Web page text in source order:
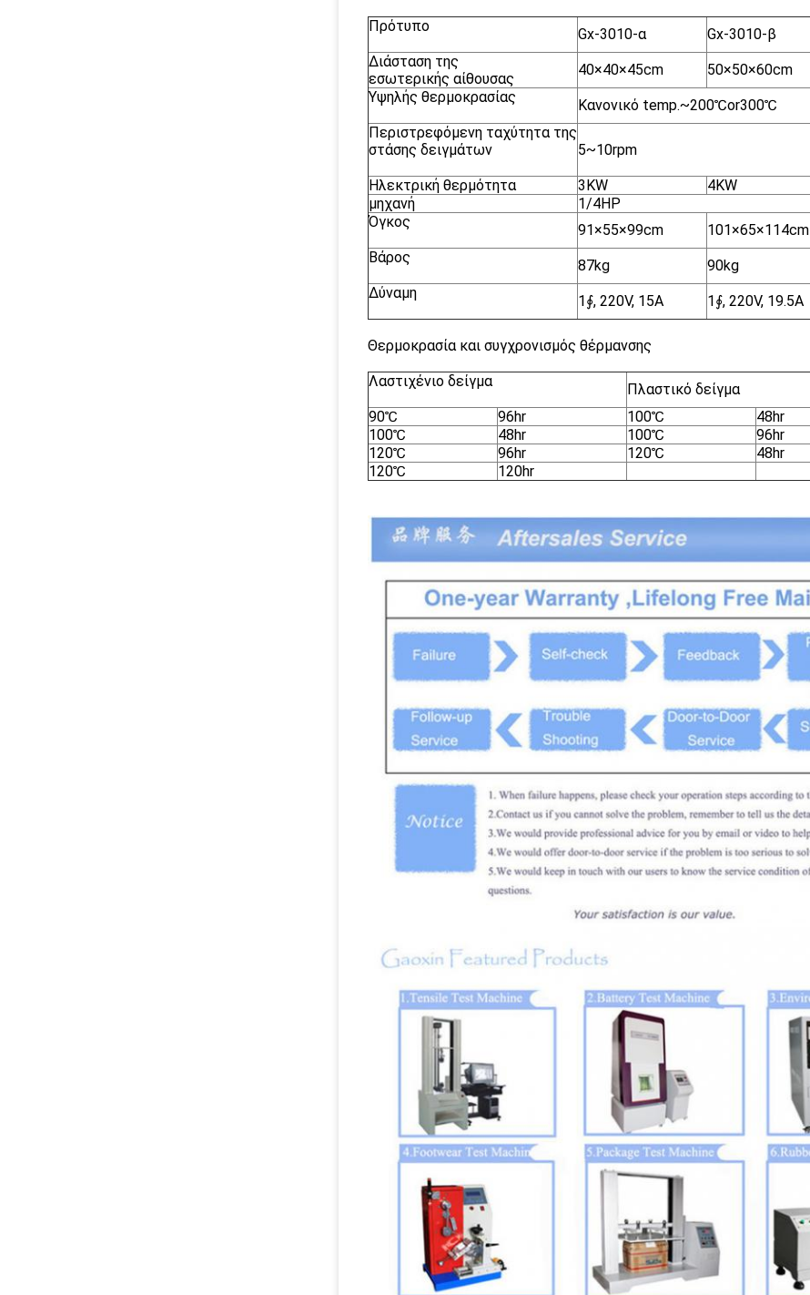
Πρότυπο Gx-3010-α Gx-3010-β
Διάσταση της
εσωτερικής αίθουσας
40×40×45cm 50×50×60cm
Υψηλής θερμοκρασίας
Κανονικό temp.~200℃or300℃
Περιστρεφόμενη ταχύτητα της
στάσης δειγμάτων
5~10rpm
Ηλεκτρική θερμότητα 3KW 4KW
μηχανή
1/4HP
Όγκος
91×55×99cm 101×65×114cm
Βάρος
87kg 90kg
Δύναμη
1∮, 220V, 15A 1∮, 220V, 19.5A
Θερμοκρασία και συγχρονισμός θέρμανσης
Λαστιχένιο δείγμα
Πλαστικό δείγμα
90℃
96hr 100℃
48hr
100℃
48hr 100℃
96hr
120℃
96hr 120℃
48hr
120℃
120hr